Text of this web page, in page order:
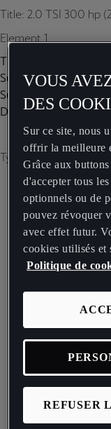
Title: 2.0 TSI 300 hp
Element 1
Title:
Subtitle:
Subtitle 2:
Description:
Type of image: carousel
VOUS
DES
Sur ce site, nous
offrir la meilleure
Grâce aux
d'accepter tous
optionnels ou de
pouvez révoquer
avec effet futur.
cookies utilisés et
Politique de
REFUSER